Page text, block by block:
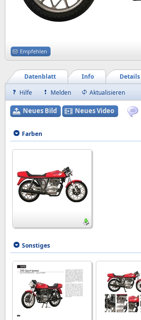
Empfehlen
Details
Info
Datenblatt
Hilfe
Melden Aktualisieren
Neues Bild Neues Video
Farben
Sonstiges